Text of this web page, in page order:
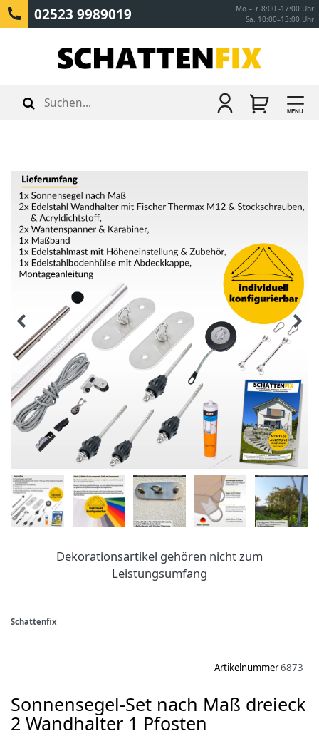
02523 9989019
Mo.–Fr. 8:00 -17:00 Uhr
Sa. 10:00–13:00 Uhr
MENÜ
Dekorationsartikel gehören nicht zum
Leistungsumfang
Schattenfix
Artikelnummer6873
Sonnensegel-Set nach Maß dreieck
2 Wandhalter 1 Pfosten